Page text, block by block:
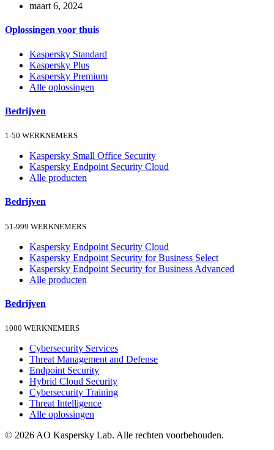
maart 6, 2024
Oplossingen voor thuis
Kaspersky Standard
Kaspersky Plus
Kaspersky Premium
Alle oplossingen
Bedrijven
1-50 WERKNEMERS
Kaspersky Small Office Security
Kaspersky Endpoint Security Cloud
Alle producten
Bedrijven
51-999 WERKNEMERS
Kaspersky Endpoint Security Cloud
Kaspersky Endpoint Security for Business Select
Kaspersky Endpoint Security for Business Advanced
Alle producten
Bedrijven
1000 WERKNEMERS
Cybersecurity Services
Threat Management and Defense
Endpoint Security
Hybrid Cloud Security
Cybersecurity Training
Threat Intelligence
Alle oplossingen
© 2026 AO Kaspersky Lab. Alle rechten voorbehouden.